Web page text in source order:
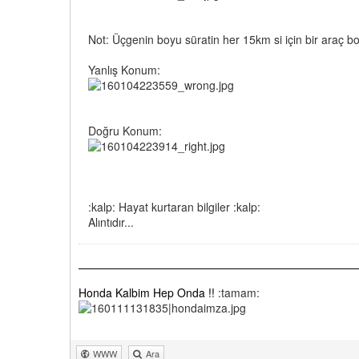
Not: Üçgenin boyu süratin her 15km si için bir araç
Yanlış Konum:
Doğru Konum:
:kalp: Hayat kurtaran bilgiler :kalp:
Alıntıdır...
Honda Kalbim Hep Onda !! :tamam:
WWW Ara